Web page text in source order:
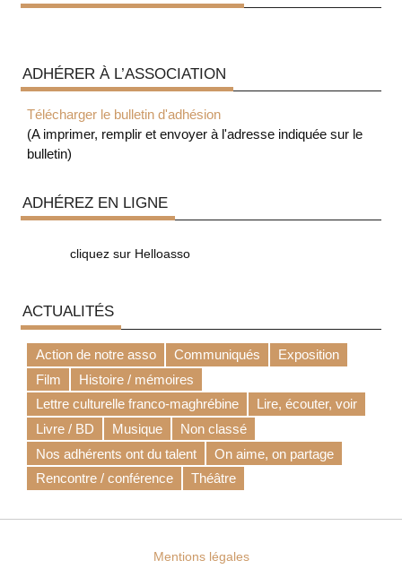
ADHÉRER À L’ASSOCIATION
Télécharger le bulletin d'adhésion
(A imprimer, remplir et envoyer à l'adresse indiquée sur le
bulletin)
ADHÉREZ EN LIGNE
cliquez sur Helloasso
ACTUALITÉS
Action de notre asso Communiqués
Exposition
Film
Histoire / mémoires
Lettre culturelle franco-maghrébine
Lire, écouter, voir
Livre / BD
Musique
Non classé
Nos adhérents ont du talent
On aime, on partage
Rencontre / conférence
Théâtre
Mentions légales